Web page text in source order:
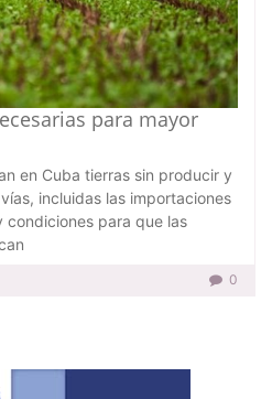
para mayor
en Cuba tierras sin producir y
incluidas las importaciones
condiciones para que las
0